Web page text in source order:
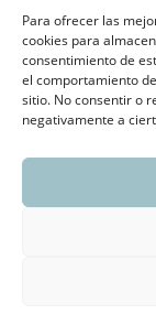
Para ofrecer las
cookies para
consentimiento de
el comportamiento
sitio. No consentir o
negativamente a
Aviso